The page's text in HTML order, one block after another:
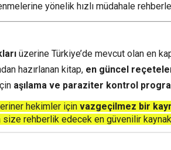
yönelik hızlı müdahale
üzerine Türkiye’de mevcut olan en
hazırlanan kitap, en güncel
aşılama ve paraziter kontrol
hekimler için vazgeçilmez bir
size rehberlik edecek en güvenilir